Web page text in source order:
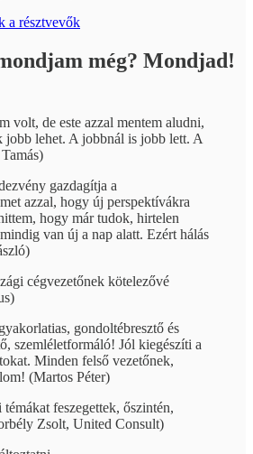
a résztvevők
még? Mondjad!
volt, de este azzal mentem aludni,
jobb lehet. A jobbnál is jobb lett. A
gazdagítja a
azzal, hogy új perspektívákra
hogy már tudok, hirtelen
van új a nap alatt. Ezért hálás
cégvezetőnek kötelezővé
gondoltébresztő és
szemléletformáló! Jól kiegészíti a
Minden felső vezetőnek,
(Martos Péter)
feszegettek, őszintén,
Zsolt, United Consult)